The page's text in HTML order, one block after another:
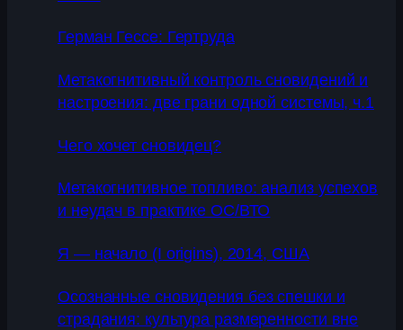
Герман Гессе: Гертруда
Метакогнитивный контроль сновидений и
настроения: две грани одной системы, ч.1
Чего хочет сновидец?
Метакогнитивное топливо: анализ успехов
и неудач в практике ОС/ВТО
Я — начало (I origins), 2014, США
Осознанные сновидения без спешки и
страдания: культура размеренности вне